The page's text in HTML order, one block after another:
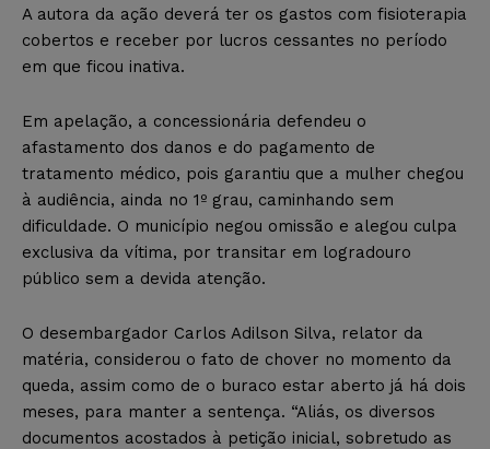
A autora da ação deverá ter os gastos com fisioterapia
cobertos e receber por lucros cessantes no período
em que ficou inativa.
Em apelação, a concessionária defendeu o
afastamento dos danos e do pagamento de
tratamento médico, pois garantiu que a mulher chegou
à audiência, ainda no 1º grau, caminhando sem
dificuldade. O município negou omissão e alegou culpa
exclusiva da vítima, por transitar em logradouro
público sem a devida atenção.
O desembargador Carlos Adilson Silva, relator da
matéria, considerou o fato de chover no momento da
queda, assim como de o buraco estar aberto já há dois
meses, para manter a sentença. “Aliás, os diversos
documentos acostados à petição inicial, sobretudo as